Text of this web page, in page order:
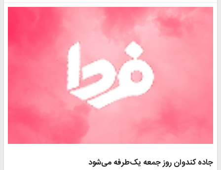
جاده کندوان روز جمعه یک‌طرفه می‌شود